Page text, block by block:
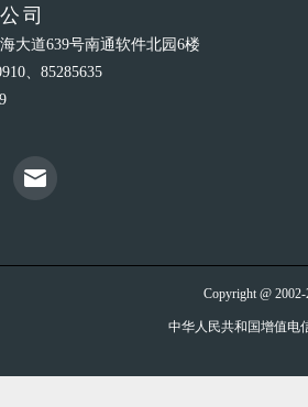
司
大道639号南通软件北园6楼
、85285635
Copyright @
中华人民共和国增值电